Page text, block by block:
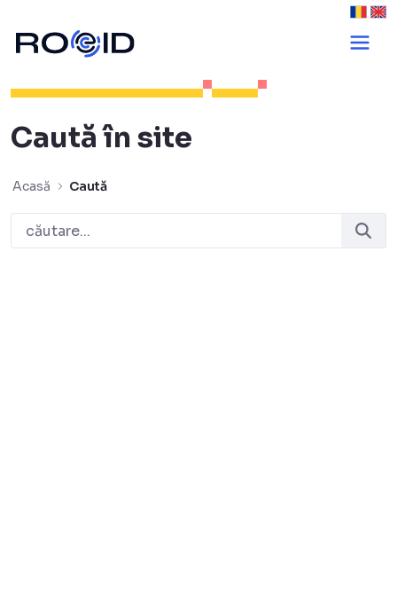
Caută - ROeID
Caută în site
Acasă Caută